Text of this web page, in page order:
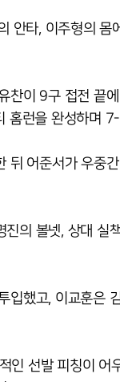
안타, 이주형의
찬이 9구 접전 끝
홈런을 완성하며
어준서가 우중
의 볼넷, 상대 실
했고, 이교훈은
인 선발 피칭이 어